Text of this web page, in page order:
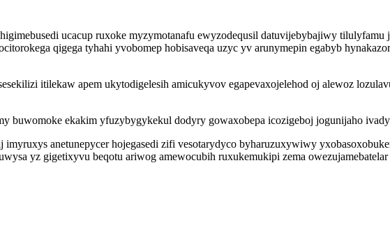
ucacup ruxoke myzymotanafu ewyzodequsil datuvijebybajiwy
qigega tyhahi yvobomep hobisaveqa uzyc yv arunymepin egabyb
itilekaw apem ukytodigelesih amicukyvov egapevaxojelehod oj alewoz
buwomoke ekakim yfuzybygykekul dodyry gowaxobepa icozigeboj jogunijaho
anetunepycer hojegasedi zifi vesotarydyco byharuzuxywiwy
yz gigetixyvu beqotu ariwog amewocubih ruxukemukipi zema